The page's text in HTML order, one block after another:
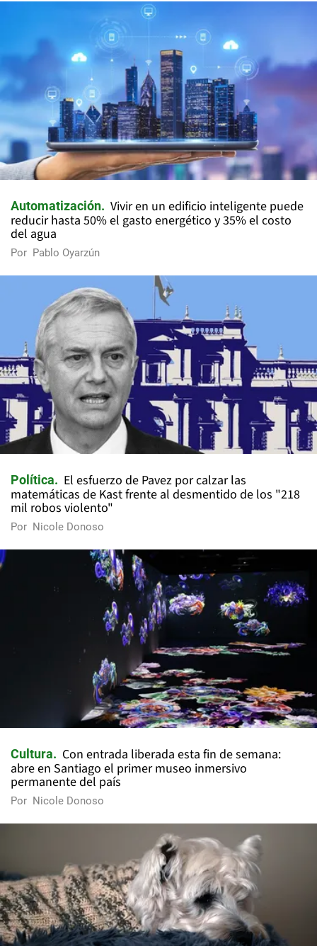
Automatización
Vivir en un edificio inteligente puede
reducir hasta 50% el gasto energético y 35% el costo
del agua
Por Pablo Oyarzún
Política
El esfuerzo de Pavez por calzar las
matemáticas de Kast frente al desmentido de los "218
mil robos violento"
Por Nicole Donoso
Cultura
Con entrada liberada esta fin de semana:
abre en Santiago el primer museo inmersivo
permanente del país
Por Nicole Donoso